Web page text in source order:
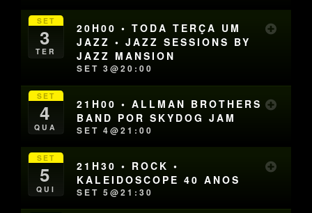
SET
3
TER
20H00 • TODA TERÇA UM
JAZZ • JAZZ SESSIONS BY
JAZZ MANSION
SET 3@20:00
SET
4
QUA
21H00 • ALLMAN BROTHERS
BAND POR SKYDOG JAM
SET 4@21:00
SET
5
QUI
21H30 • ROCK •
KALEIDOSCOPE 40 ANOS
SET 5@21:30